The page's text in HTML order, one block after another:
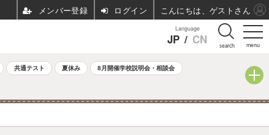
menu
Language
JP / CN search
共通テスト 夏休み 8月開催学校説明会・相談会
ログイン こんにちは、ゲストさん